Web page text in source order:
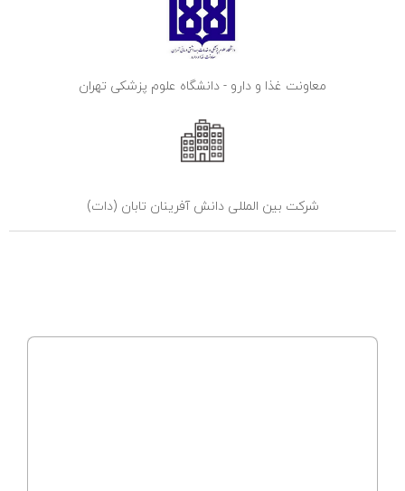
معاونت غذا و دارو - دانشگاه علوم پزشکی تهران
شرکت بین المللی دانش آفرینان تابان (دات)